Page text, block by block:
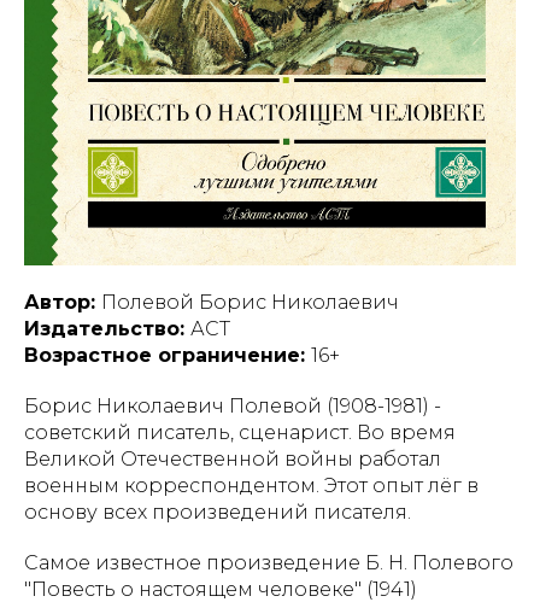
Автор: Полевой Борис Николаевич
Издательство: АСТ
Возрастное ограничение: 16+
Борис Николаевич Полевой (1908-1981) -
советский писатель, сценарист. Во время
Великой Отечественной войны работал
военным корреспондентом. Этот опыт лёг в
основу всех произведений писателя.
Самое известное произведение Б. Н. Полевого
"Повесть о настоящем человеке" (1941)